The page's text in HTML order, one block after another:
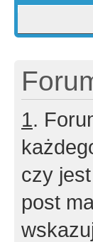
1.
czy
post